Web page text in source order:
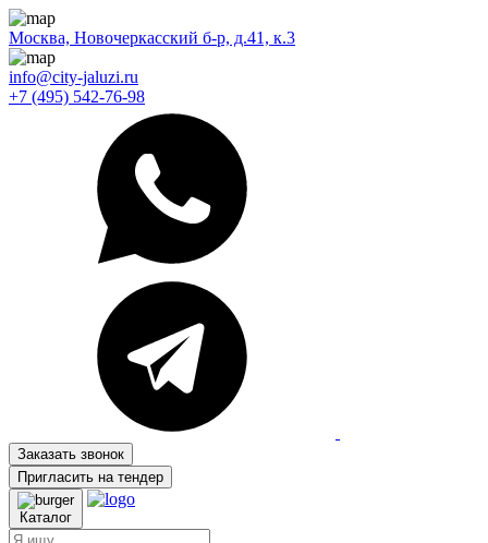
Москва, Новочеркасский б-р, д.41, к.3
info@city-jaluzi.ru
+7 (495) 542-76-98
Заказать звонок
Пригласить на тендер
Каталог